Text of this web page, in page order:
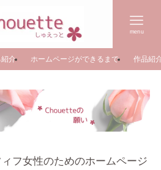
menu
紹介 ホームページができるまで 作品紹
フ女性のためのホームページ